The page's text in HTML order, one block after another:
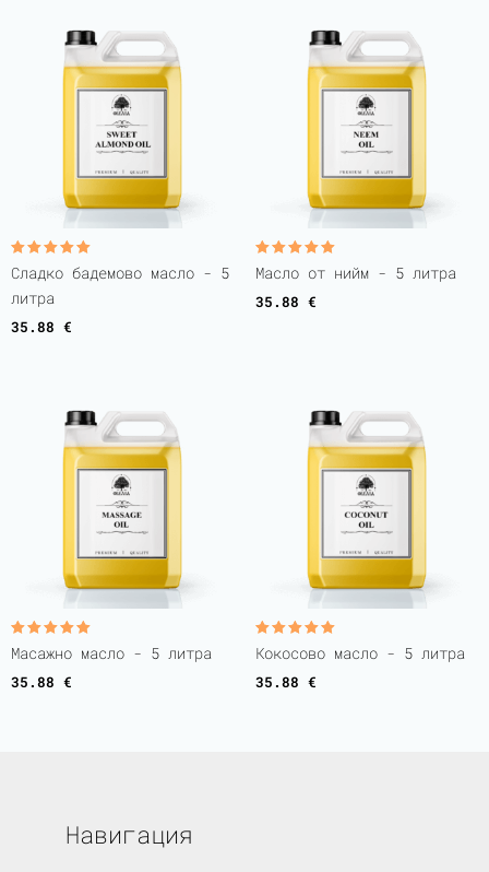
Оценено с
5.00
от 5
Сладко бадемово масло - 5
литра
35.88 €
Оценено с
5.00
Масло от нийм - 5 литра
35.88 €
Оценено с
5.00
Масажно масло - 5 литра
35.88 €
Оценено с
5.00
Кокосово масло - 5 литра
35.88 €
Навигация